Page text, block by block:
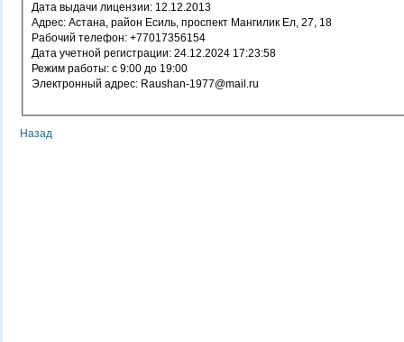
Дата выдачи лицензии: 12.12.2013
Адрес: Астана, район Есиль, проспект Мангилик Ел, 27, 18
Рабочий телефон: +77017356154
Дата учетной регистрации: 24.12.2024 17:23:58
Режим работы: с 9:00 до 19:00
Электронный адрес: Raushan-1977@mail.ru
Назад